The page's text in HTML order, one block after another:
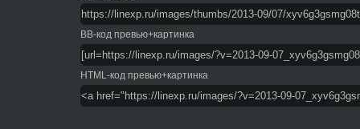
BB-код превью+картинка
HTML-код превью+картинка